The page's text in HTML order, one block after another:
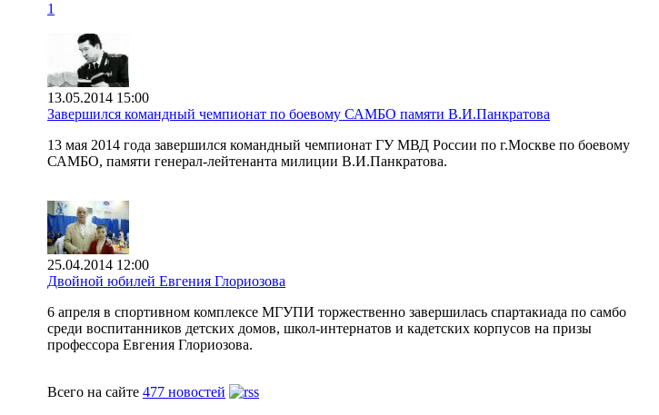
1
13.05.2014 15:00
Завершился командный чемпионат по боевому САМБО памяти В.И.Панкратова
13 мая 2014 года завершился командный чемпионат ГУ МВД России по г.Москве по боевому
САМБО, памяти генерал-лейтенанта милиции В.И.Панкратова.
25.04.2014 12:00
Двойной юбилей Евгения Глориозова
6 апреля в спортивном комплексе МГУПИ торжественно завершилась спартакиада по самбо
среди воспитанников детских домов, школ-интернатов и кадетских корпусов на призы
профессора Евгения Глориозова.
Всего на сайте 477 новостей